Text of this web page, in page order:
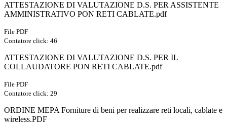
ATTESTAZIONE DI VALUTAZIONE D.S. PER ASSISTENTE
AMMINISTRATIVO PON RETI CABLATE.pdf
File PDF
Contatore click: 46
ATTESTAZIONE DI VALUTAZIONE D.S. PER IL
COLLAUDATORE PON RETI CABLATE.pdf
File PDF
Contatore click: 29
ORDINE MEPA Forniture di beni per realizzare reti locali, cablate e
wireless.PDF